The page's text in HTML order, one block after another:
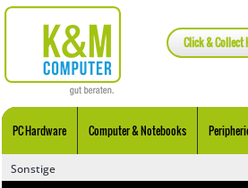
Click & Collect
PC Hardware Computer & Notebooks
Sonstige